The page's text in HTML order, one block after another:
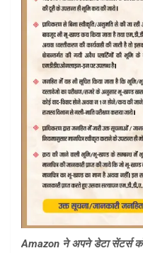
Amazon ने अपने डेटा सेंटर्स